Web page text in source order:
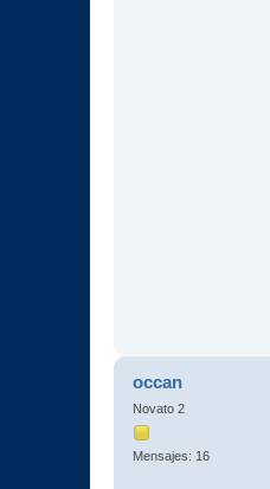
occan
Novato 2
Mensajes: 16